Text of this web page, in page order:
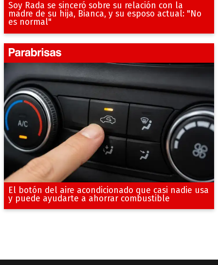
Soy Rada se sinceró sobre su relación con la
madre de su hija, Bianca, y su esposo actual: "No
es normal"
El botón del aire acondicionado que casi nadie usa
y puede ayudarte a ahorrar combustible